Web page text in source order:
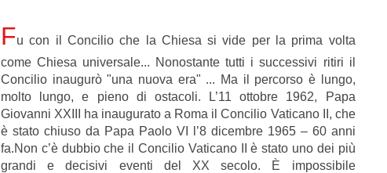
Fu con il Concilio che la Chiesa si vide per la prima volta
come Chiesa universale... Nonostante tutti i successivi ritiri il
Concilio inaugurò "una nuova era" ... Ma il percorso è lungo,
molto lungo, e pieno di ostacoli. L’11 ottobre 1962, Papa
Giovanni XXIII ha inaugurato a Roma il Concilio Vaticano II, che
è stato chiuso da Papa Paolo VI l’8 dicembre 1965 – 60 anni
fa.Non c’è dubbio che il Concilio Vaticano II è stato uno dei più
grandi e decisivi eventi del XX secolo. È impossibile